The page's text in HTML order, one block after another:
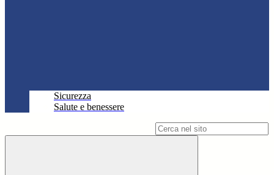
Sicurezza
Salute e benessere